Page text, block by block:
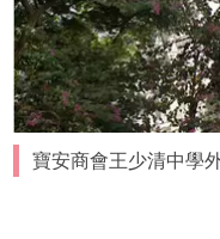
寶安商會王少清中學外